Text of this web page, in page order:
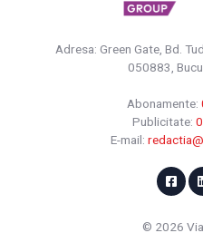
Adresa: Green Gate, Bd.
050883,
Abonamente:
Publicitate:
E-mail:
© 2026